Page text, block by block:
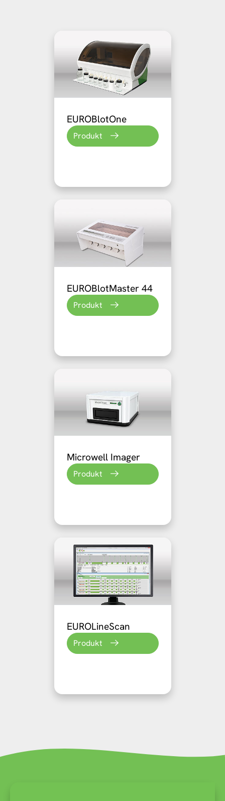
EUROBlotOne
Produkt
EUROBlotMaster 44
Produkt
Microwell Imager
Produkt
EUROLineScan
Produkt